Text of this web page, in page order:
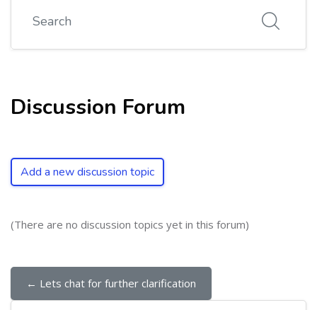
Discussion Forum
Add a new discussion topic
(There are no discussion topics yet in this forum)
← Lets chat for further clarification